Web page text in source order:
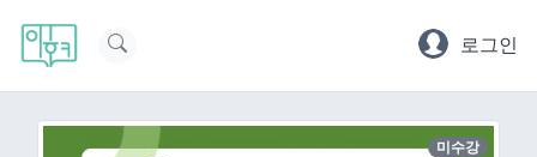
로그인
미수강